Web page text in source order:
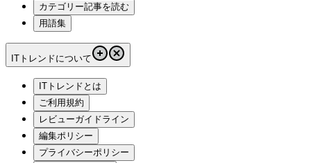
カテゴリー記事を読む
用語集
ITトレンドについて
ITトレンドとは
ご利用規約
レビューガイドライン
編集ポリシー
プライバシーポリシー